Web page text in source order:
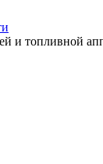
и топливной